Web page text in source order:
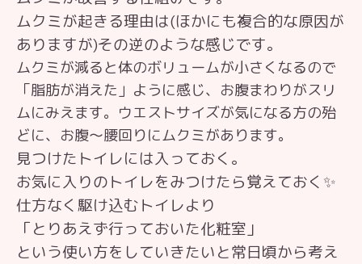
ムクミが起きる理由は(ほかにも複合的な原因が
ありますが)その逆のような感じです。
ムクミが減ると体のボリュームが小さくなるので
「脂肪が消えた」ように感じ、お腹まわりがスリ
ムにみえます。ウエストサイズが気になる方の殆
どに、お腹〜腰回りにムクミがあります。
見つけたトイレには入っておく。
お気に入りのトイレをみつけたら覚えておく✨
仕方なく駆け込むトイレより
「とりあえず行っておいた化粧室」
という使い方をしていきたいと常日頃から考え